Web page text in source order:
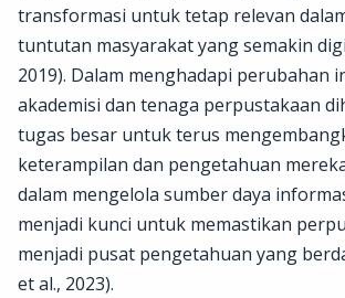
transformasi untuk tetap relevan
tuntutan masyarakat yang semakin
2019). Dalam menghadapi perubahan
akademisi dan tenaga perpustakaan
tugas besar untuk terus
keterampilan dan pengetahuan
dalam mengelola sumber daya
menjadi kunci untuk memastikan
menjadi pusat pengetahuan yang
et al., 2023).